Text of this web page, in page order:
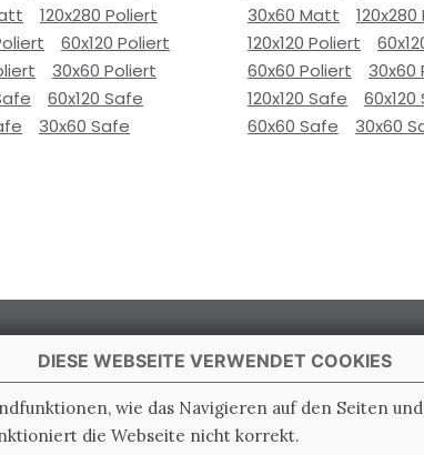
120x280 Poliert
60x120 Poliert
30x60 Poliert
60x120 Safe
30x60 Safe
30x60 Matt
120x120 Poliert
60x60 Poliert
30x60
120x120 Safe
60x120
60x60 Safe
30x60
DIESE WEBSEITE VERWENDET COOKIES
wie das Navigieren auf den Seiten
die Webseite nicht korrekt.